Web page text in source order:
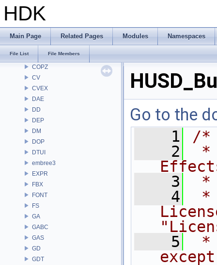
HDK
Main Page Related Pages Modules Namespaces
File List File Members
CHOP
CMD
COP
COPZ
CV
CVEX
DAE
DD
DEP
DM
DOP
DTUI
embree3
EXPR
FBX
FONT
FS
GA
GABC
GAS
GD
GDT
Go to the
    1
/*
    2
*
    3
    4
*
    5
*